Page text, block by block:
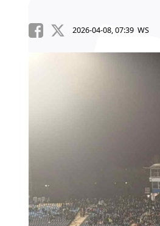
2026-04-08, 07:39 WS